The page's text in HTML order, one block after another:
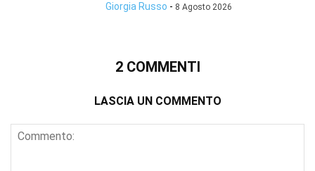
Giorgia Russo - 8 Agosto 2026
2 COMMENTI
LASCIA UN COMMENTO